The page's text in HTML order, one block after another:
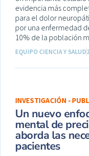
evidencia más
para el dolor
por una enfermedad
10% de la población
EQUIPO CIENCIA Y SALUD
INVESTIGACIÓN -
Un nuevo
mental de
aborda las
pacientes